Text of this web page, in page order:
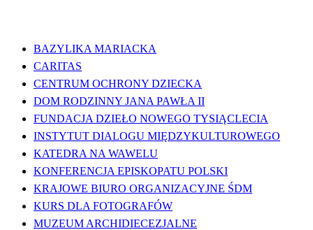
BAZYLIKA MARIACKA
CARITAS
CENTRUM OCHRONY DZIECKA
DOM RODZINNY JANA PAWŁA II
FUNDACJA DZIEŁO NOWEGO TYSIĄCLECIA
INSTYTUT DIALOGU MIĘDZYKULTUROWEGO
KATEDRA NA WAWELU
KONFERENCJA EPISKOPATU POLSKI
KRAJOWE BIURO ORGANIZACYJNE ŚDM
KURS DLA FOTOGRAFÓW
MUZEUM ARCHIDIECEZJALNE